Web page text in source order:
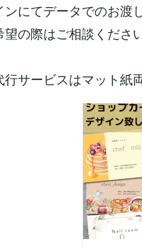
にてデータでのお渡
の際はご相談ください
行サービスはマット紙